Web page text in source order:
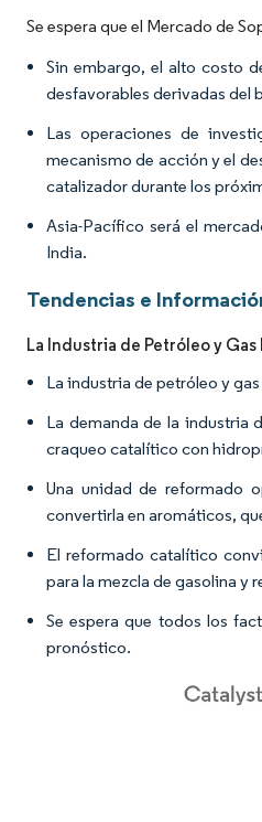
Se espera que el Mercado de
Sin embargo, el alto costo
desfavorables derivadas del
Las operaciones de
mecanismo de acción y el
catalizador durante los
Asia-Pacífico será el
India.
Tendencias e
La Industria de Petróleo y
La industria de petróleo y
La demanda de la industria
craqueo catalítico con
Una unidad de reformado
convertirla en aromáticos,
El reformado catalítico
para la mezcla de gasolina
Se espera que todos los
pronóstico.